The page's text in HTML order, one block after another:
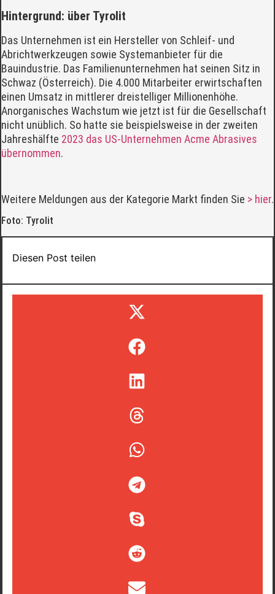
Hintergrund: über Tyrolit
Das Unternehmen ist ein Hersteller von Schleif- und
Abrichtwerkzeugen sowie Systemanbieter für die
Bauindustrie. Das Familienunternehmen hat seinen Sitz in
Schwaz (Österreich). Die 4.000 Mitarbeiter erwirtschaften
einen Umsatz in mittlerer dreistelliger Millionenhöhe.
Anorganisches Wachstum wie jetzt ist für die Gesellschaft
nicht unüblich. So hatte sie beispielsweise in der zweiten
Jahreshälfte 2023 das US-Unternehmen Acme Abrasives
übernommen.
Weitere Meldungen aus der Kategorie Markt finden Sie > hier.
Foto: Tyrolit
Diesen Post teilen